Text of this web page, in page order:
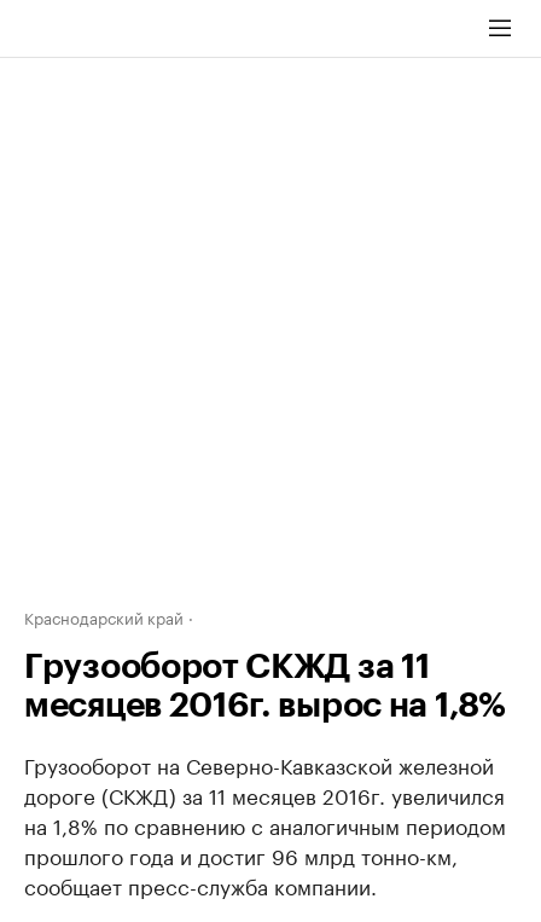
Краснодарский край
Грузооборот СКЖД за 11
месяцев 2016г. вырос на 1,8%
Грузооборот на Северно-Кавказской железной
дороге (СКЖД) за 11 месяцев 2016г. увеличился
на 1,8% по сравнению с аналогичным периодом
прошлого года и достиг 96 млрд тонно-км,
сообщает пресс-служба компании.